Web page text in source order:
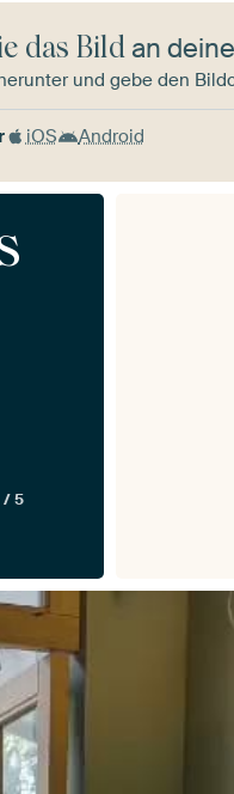
das Bildan
und gebe den
iOS Android
/ 5